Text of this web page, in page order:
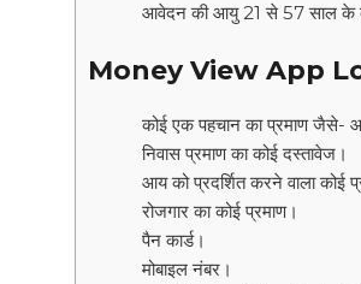
आवेदन की आयु 21 से 57 साल के
Money View App
कोई एक पहचान का प्रमाण जैसे-
निवास प्रमाण का कोई दस्तावेज।
आय को प्रदर्शित करने वाला
रोजगार का कोई प्रमाण।
पैन कार्ड।
मोबाइल नंबर।